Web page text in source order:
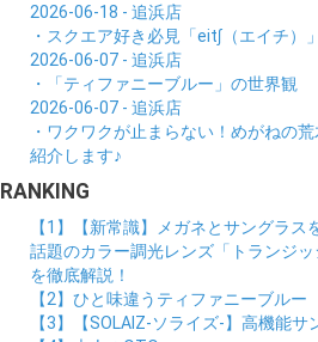
2026-06-18 - 追浜店
・スクエア好き必見「eit∫（エイチ）」
2026-06-07 - 追浜店
・「ティファニーブルー」の世界観
2026-06-07 - 追浜店
・ワクワクが止まらない！めがねの
紹介します♪
RANKING
【1】【新常識】メガネとサングラス
話題のカラー調光レンズ「トランジ
を徹底解説！
【2】ひと味違うティファニーブルー
【3】【SOLAIZ-ソライズ-】高機能サ